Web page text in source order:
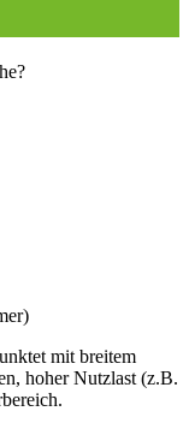
mit breitem
hoher Nutzlast (z.B.